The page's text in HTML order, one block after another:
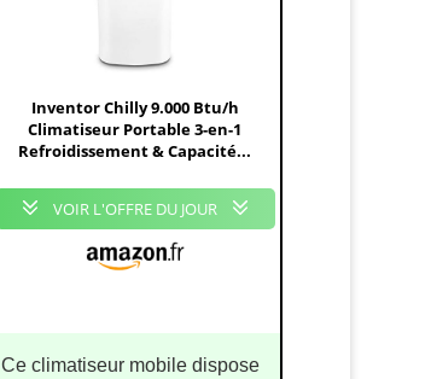
Inventor Chilly 9.000 Btu/h
Climatiseur Portable 3-en-1
Refroidissement & Capacité...
VOIR L'OFFRE DU JOUR
Ce climatiseur mobile dispose